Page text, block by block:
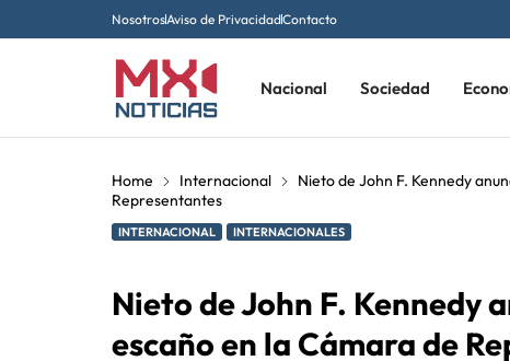
NosotrosAviso de PrivacidadContacto
Nacional Sociedad
Home Internacional
Nieto de John F. Kennedy
Representantes
INTERNACIONAL INTERNACIONALES
Nieto de John F. Kennedy
escaño en la Cámara de